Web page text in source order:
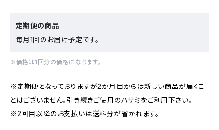
定期便の商品
毎月1回のお届け予定です。
※価格は1回分の価格になります。
※定期便となっておりますが2か月目からは新しい商品が届くこ
とはございません。引き続きご使用のハサミをご利用下さい。
※2回目以降のお支払いは送料分が省かれます。